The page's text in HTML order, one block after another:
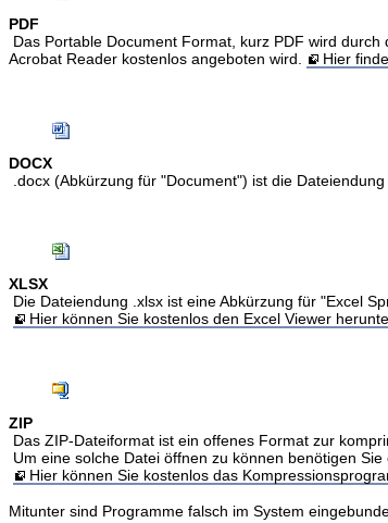
PDF
Das Portable Document Format, kurz PDF wird
Acrobat Reader kostenlos angeboten wird.
Hier
DOCX
.docx (Abkürzung für "Document") ist die
XLSX
Die Dateiendung .xlsx ist eine Abkürzung für "Excel
Hier können Sie kostenlos den Excel Viewer
ZIP
Das ZIP-Dateiformat ist ein offenes Format zur
Um eine solche Datei öffnen zu können benötigen
Hier können Sie kostenlos das
Mitunter sind Programme falsch im System